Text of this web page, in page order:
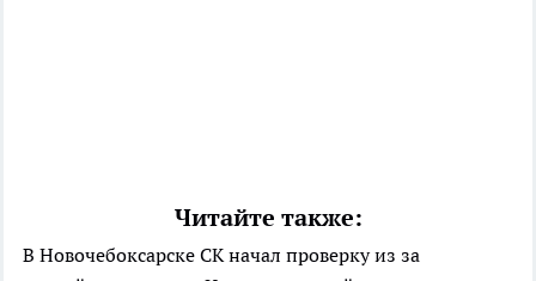
Читайте также:
В Новочебоксарске СК начал проверку из за